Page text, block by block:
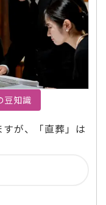
豆知識
が、「直葬」は